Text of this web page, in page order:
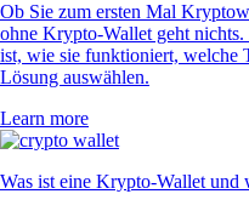
Ob Sie zum ersten Mal
ohne Krypto-Wallet geht
ist, wie sie funktioniert, welche
Lösung auswählen.
Learn more
Was ist eine Krypto-Wallet und